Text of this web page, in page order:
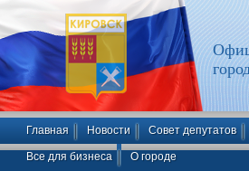
Главная Новости Совет депутатов
Все для бизнеса О городе